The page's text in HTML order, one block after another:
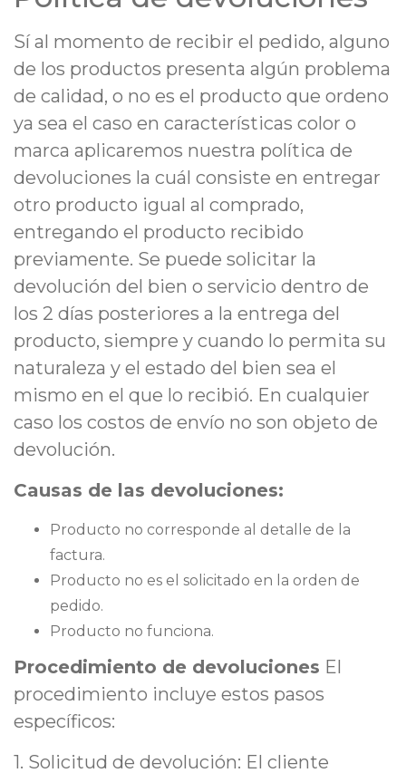
Sí al momento de recibir el pedido, alguno
de los productos presenta algún problema
de calidad, o no es el producto que ordeno
ya sea el caso en características color o
marca aplicaremos nuestra política de
devoluciones la cuál consiste en entregar
otro producto igual al comprado,
entregando el producto recibido
previamente. Se puede solicitar la
devolución del bien o servicio dentro de
los 2 días posteriores a la entrega del
producto, siempre y cuando lo permita su
naturaleza y el estado del bien sea el
mismo en el que lo recibió. En cualquier
caso los costos de envío no son objeto de
devolución.
Causas de las devoluciones:
Producto no corresponde al detalle de la
factura.
Producto no es el solicitado en la orden de
pedido.
Producto no funciona.
Procedimiento de devoluciones El
procedimiento incluye estos pasos
específicos:
1. Solicitud de devolución: El cliente